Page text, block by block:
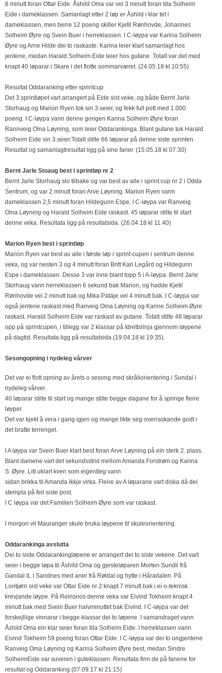
8 minutt foran Ottar Eide. Åshild Oma var vel 3 minutt foran Ida Solheim
Eide i dameklassen. Samanlagt etter 2 løp er Åshild i klar tet i
dameklassen, men berre 12 poeng skiller Kjetil Rønhovde, Johannes
Solheim Øyre og Svein Buer i herreklassen. I C-løypa var Karina Solheim
Øyre og Arne Hilde dei to raskaste. Karina leier klart samanlagt hos
jentene, medan Harald Solheim Eide leier hos gutane. Totalt var det med
knapt 40 løparar i Skare i det flotte sommarværet. (24.05.18 kl 10:55)
Resultat Oddaranking etter sprintcup
Det 3.sprintløpet vart arrangert på Eide sist veke, og både Bernt Jarle
Storhaug og Marion Ryen tok sin 3.seier, og fekk full pott med 1.000
poeng. I C-løypa vann denne gongen Karina Solheim Øyre foran
Rannveig Oma Løyning, som leier Oddarankinga. Blant gutane tok Harald
Solheim Eide sin 3.seier.Totalt stilte 66 løparar på denne siste sprinten.
Resultat og samanlagtresultat ligg på sine faner. (15.05.18 kl 07:30)
Bernt Jarle Stoaug best i sprintløp nr 2
Bernt Jarle Storhaug slo tilbake og var best av alle i sprint.cup nr 2 i Odda
Sentrum, og var 2 minutt foran Arve Løyning. Marion Ryen vann
dameklassen 2,5 minutt foran Hildegunn Espe, I C-løypa var Ranveig
Oma Løyning og Harald Solheim Eide raskast. 45 løparar stilte til start
denne veka. Resultata ligg på resultatsida. (26.04.18 kl 11.40)
Marion Ryen best i sprintløp
Marion Ryen var best av alle i første løp i sprint-cupen i sentrum denne
veka, og var nesten 3 og 4 minutt foran Britt Kari Legård og Hildegunn
Espe i dameklassen. Desse 3 var inne blant topp 5 i A-løypa. Bernt Jarle
Storhaug vann herreklassen 6 sekund bak Marion, og hadde Kjetil
Rønhovde vel 2 minutt bak og Mika Pätäje vel 4 minutt bak. I C-løypa var
også jentene raskast med Ranveig Oma Løyning og Karine Solheim Øyre
raskast. Harald Solheim Eide var raskast av gutane. Totalt stilte 48 løparar
opp på sprintcupen, i tillegg var 2 klassar på Idrettslinja gjennom løypene
på dagtid. Resultata ligg på resultatsida.(19.04.18 kl 19:35).
Sesongopning i nydeleg vårver
Det var ei flott opning av årets o sesong med skråliorientering i Sundal i
nydeleg vårver.
40 løparar stilte til start og mange stilte begge dagane for å springe fleire
løyper.
Det var kjekt å vera i gang igjen og mange likte seg overraskande godt i
det bratte terrenget.
I A løypa var Svein Buer klart best foran Arve Løyning på ein sterk 2. plass.
Blant damene vart det sekundsstrid mellom Amanda Forstrøm og Karina
S. Øyre. Litt uklart kven som eigentleg vann
sidan brikka til Amanda ikkje virka. Fleire av A løparane vart diska då dei
stempla på feil siste post.
I C løypa var det Familien Solheim Øyre som var raskast.
I morgon vil Mauranger skule bruka løypene til skuleorientering.
Oddarankinga avslutta
Dei to siste Oddarankingløpene er arrangert dei to siste vekene. Det vart
seier i begge løpa til Åshild Oma og gjesteløparen Morten Sundli frå
Gandal IL i Sandnes med aner frå Røldal og hytte i Håradalen. På
Lontjørn sist veke var Ottar Eide nr 2 knapt 7 minutt bak i ei o-teknisk
krevjande løype. På Reinsnos denne veka var Eivind Tokheim knapt 4
minutt bak med Svein Buer halvminuttet bak Eivind. I C-løypa var det
forskejllige vinnarar i begge klassar dei to løpene. I samandraget vann
Åshild Oma ein klar seier foran Ida Solheim Eide. I herreklassen vann
Eivind Tokheim 59 poeng foran Ottar Eide. I C-løypa var dei to ungjentene
Ranveig Oma Løyning og Karina Solheim Øyre best, medan Sindre
SolheimEide var suveren i guteklassen. Resultata finn de på fanene for
resultat og Oddaranking (07.09.17 kl 21:15)